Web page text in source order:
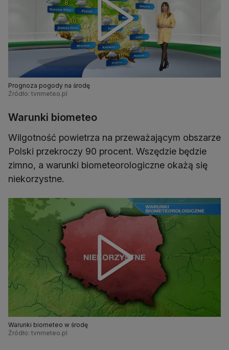
Prognoza pogody na środę
Źródło: tvnmeteo.pl
Warunki biometeo
Wilgotność powietrza na przeważającym obszarze
Polski przekroczy 90 procent. Wszędzie będzie
zimno, a warunki biometeorologiczne okażą się
niekorzystne.
Warunki biometeo w środę
Źródło: tvnmeteo.pl